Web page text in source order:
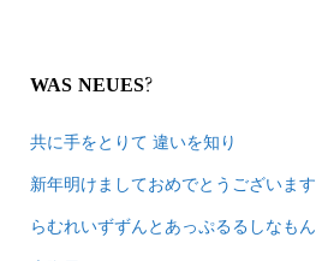
WAS NEUES?
共に手をとりて 違いを知り
新年明けましておめでとうございます
らむれいずずんとあっぷるるしなもん